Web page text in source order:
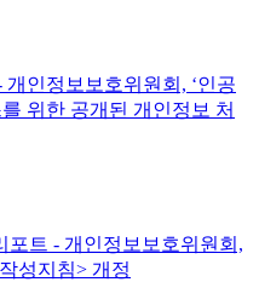
인정보보호위원회, ‘인공
위한 공개된 개인정보 처
포트 - 개인정보보호위원회,
성지침> 개정